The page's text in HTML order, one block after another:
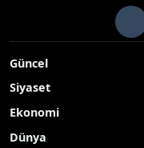
Kültürevi’nde
Hasan Kalyoncu
Başkanı Doç
Yayınlanma Tarihi: 11.05.2026